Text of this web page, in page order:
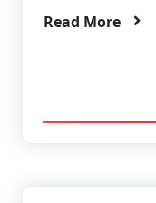
Read More